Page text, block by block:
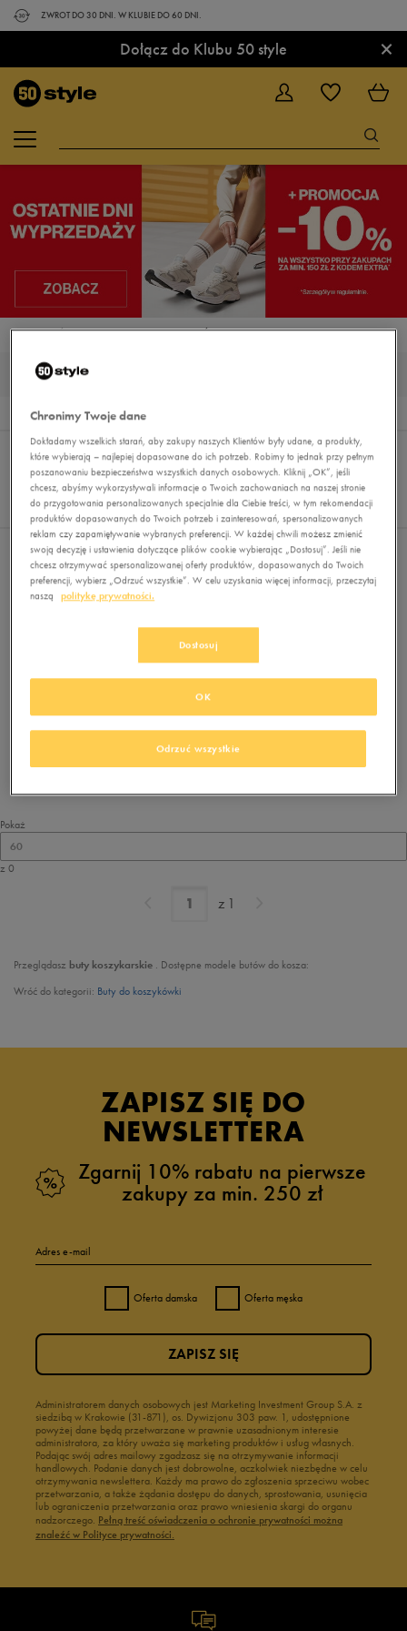
ZWROT DO 30 DNI. W KLUBIE DO 60 DNI.
Dołącz do Klubu 50 style ×
STRONA GŁÓWNA BUTY BUTY DO KOSZYKÓWKI
0
Wyników
Sortuj:
REKOMENDOWANE
FILTRUJ
Pokaż
60
z 0
Nie wybrano filtrów
Brak produktów do wyświetlenia
Zmień kryteria wyszukiwania lub
usuń wybrane filtry
Pokaż
60
z 0
z 1
Przeglądasz buty koszykarskie . Dostępne modele butów do kosza:
Wróć do kategorii: Buty do koszykówki
ZAPISZ SIĘ DO
NEWSLETTERA
Zgarnij 10% rabatu na pierwsze
zakupy za min. 250 zł
Adres e-mail
Oferta damska Oferta męska
Administratorem danych osobowych jest Marketing Investment Group S.A. z
siedzibą w Krakowie (31-871), os. Dywizjonu 303 paw. 1, udostępnione
powyżej dane będą przetwarzane w prawnie uzasadnionym interesie
administratora, za który uważa się marketing produktów i usług własnych.
Podając swój adres mailowy zgadzasz się na otrzymywanie informacji
handlowych. Podanie danych jest dobrowolne, aczkolwiek niezbędne w celu
otrzymywania newslettera. Każdy ma prawo do zgłoszenia sprzeciwu wobec
przetwarzania, a także żądania dostępu do danych, sprostowania, usunięcia
lub ograniczenia przetwarzania oraz prawo wniesienia skargi do organu
nadzorczego. Pełną treść oświadczenia o ochronie prywatności można
znaleźć w Polityce prywatności.
ZAPISZ SIĘ
Chronimy Twoje dane
Dokładamy wszelkich starań, aby zakupy naszych Klientów były udane, a produkty,
które wybierają – najlepiej dopasowane do ich potrzeb. Robimy to jednak przy pełnym
poszanowaniu bezpieczeństwa wszystkich danych osobowych. Kliknij „OK”, jeśli
chcesz, abyśmy wykorzystywali informacje o Twoich zachowaniach na naszej stronie
do przygotowania personalizowanych specjalnie dla Ciebie treści, w tym rekomendacji
produktów dopasowanych do Twoich potrzeb i zainteresowań, spersonalizowanych
reklam czy zapamiętywanie wybranych preferencji. W każdej chwili możesz zmienić
swoją decyzję i ustawienia dotyczące plików cookie wybierając „Dostosuj”. Jeśli nie
chcesz otrzymywać spersonalizowanej oferty produktów, dopasowanych do Twoich
preferencji, wybierz „Odrzuć wszystkie”. W celu uzyskania więcej informacji, przeczytaj
naszą
politykę prywatności.
Dostosuj
Odrzuć wszystkie
OK